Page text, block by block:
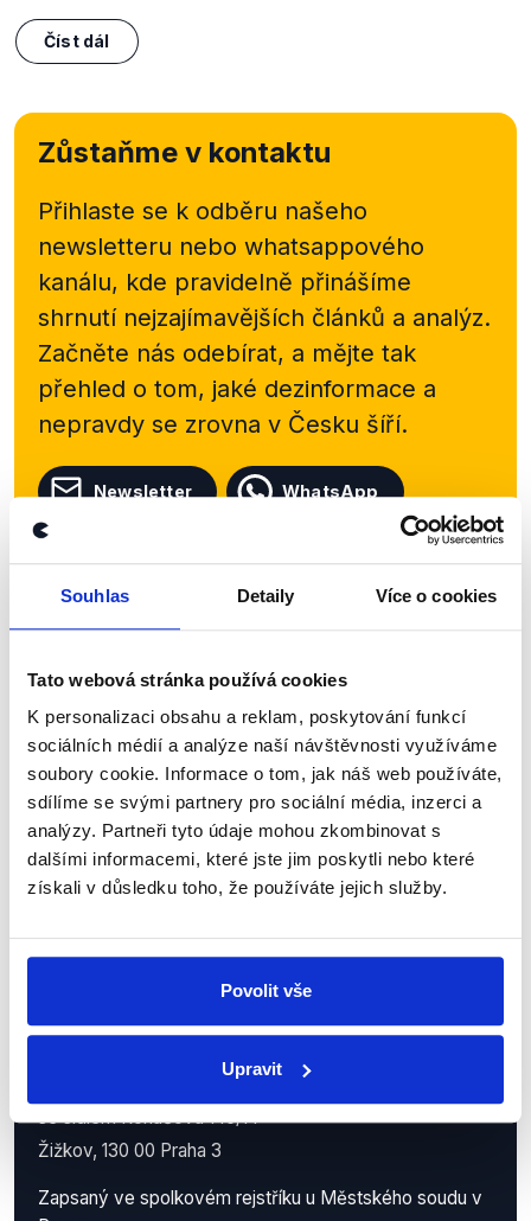
Souhlas Detaily Více o cookies
Tato webová stránka používá cookies
K personalizaci obsahu a reklam, poskytování funkcí
sociálních médií a analýze naší návštěvnosti využíváme
soubory cookie. Informace o tom, jak náš web používáte,
sdílíme se svými partnery pro sociální média, inzerci a
analýzy. Partneři tyto údaje mohou zkombinovat s
dalšími informacemi, které jste jim poskytli nebo které
získali v důsledku toho, že používáte jejich služby.
Povolit vše
Upravit
Číst dál
Zůstaňme v kontaktu
Přihlaste se k odběru našeho
newsletteru nebo whatsappového
kanálu, kde pravidelně přinášíme
shrnutí nejzajímavějších článků a analýz.
Začněte nás odebírat, a mějte tak
přehled o tom, jaké dezinformace a
nepravdy se zrovna v Česku šíří.
Newsletter WhatsApp
Nenechte si ujít nejnovější události
z Demagog.cz. Sdílením našich
příspěvků přátelům podpoříte naši
práci.
Demagog.cz, z.s.
se sídlem Roháčova 145/14
Žižkov, 130 00 Praha 3
Zapsaný ve spolkovém rejstříku u Městského soudu v